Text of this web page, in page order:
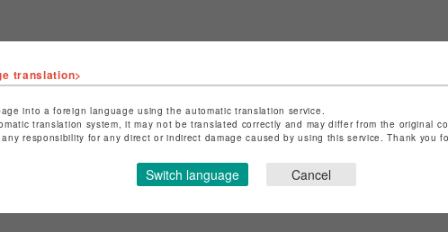
特定商取引法など法令に基づく表記はこちら
translation>
into a foreign language using the automatic translation service.
translation system, it may not be translated correctly and may differ from the original
responsibility for any direct or indirect damage caused by using this service. Thank you
Switch language Cancel